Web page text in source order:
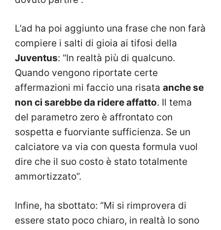
L’ad ha poi aggiunto una frase che non farà
compiere i salti di gioia ai tifosi della
Juventus: “In realtà più di qualcuno.
Quando vengono riportate certe
affermazioni mi faccio una risata anche se
non ci sarebbe da ridere affatto. Il tema
del parametro zero è affrontato con
sospetta e fuorviante sufficienza. Se un
calciatore va via con questa formula vuol
dire che il suo costo è stato totalmente
ammortizzato”.
Infine, ha sbottato: “Mi si rimprovera di
essere stato poco chiaro, in realtà lo sono